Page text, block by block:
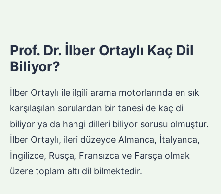
Prof. Dr. İlber Ortaylı Kaç Dil
Biliyor?
İlber Ortaylı ile ilgili arama motorlarında en sık
karşılaşılan sorulardan bir tanesi de kaç dil
biliyor ya da hangi dilleri biliyor sorusu olmuştur.
İlber Ortaylı, ileri düzeyde Almanca, İtalyanca,
İngilizce, Rusça, Fransızca ve Farsça olmak
üzere toplam altı dil bilmektedir.